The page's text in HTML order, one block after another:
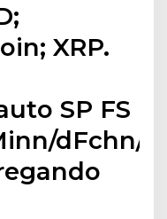
XRP.
SP FS
dFchn/d.